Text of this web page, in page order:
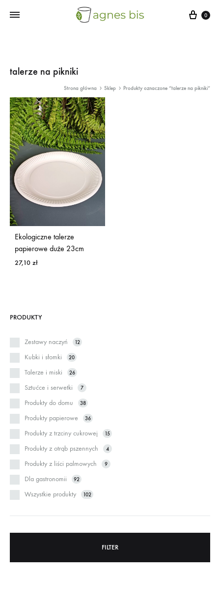
Cart
0
talerze na pikniki
Strona główna Sklep Produkty oznaczone “talerze na pikniki”
Ekologiczne talerze
papierowe duże 23cm
27,10 zł
PRODUKTY
Zestawy naczyń 12
Kubki i słomki 20
Talerze i miski 26
Sztućce i serwetki 7
Produkty do domu 38
Produkty papierowe 36
Produkty z trzciny cukrowej 15
Produkty z otrąb pszennych 4
Produkty z liści palmowych 9
Dla gastronomii 92
Wszystkie produkty 102
FILTER